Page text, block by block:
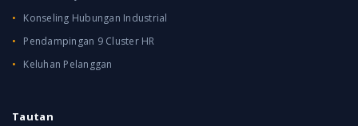
Konseling Hubungan Industrial
Pendampingan 9 Cluster HR
Keluhan Pelanggan
Tautan